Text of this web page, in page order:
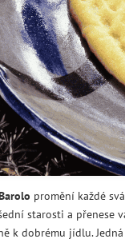
promění každé
starosti a přenese
k dobrému jídlu.